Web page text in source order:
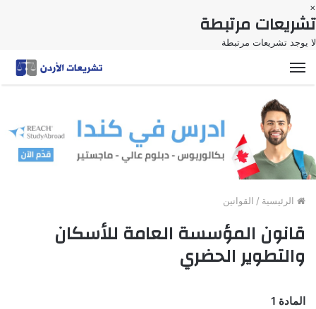
×
تشريعات مرتبطة
لا يوجد تشريعات مرتبطة
القائمة
الرئيسية / القوانين
قانون المؤسسة العامة للأسكان
والتطوير الحضري
المادة 1